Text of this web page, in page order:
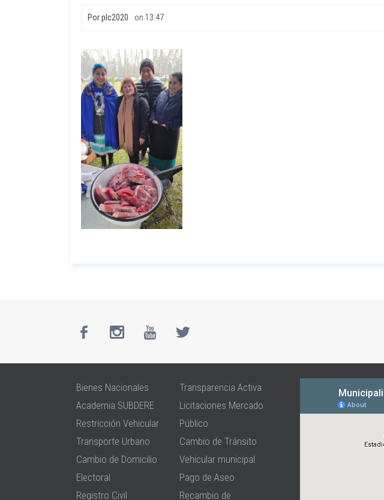
Porplc2020 on 13:47
Bienes Nacionales
Academia SUBDERE
Restricción Vehicular
Transporte Urbano
Cambio de Domicilio
Electoral
Registro Civil
Transparencia Activa
Licitaciones Mercado
Público
Cambio de Tránsito
Vehicular municipal
Pago de Aseo
Recambio de